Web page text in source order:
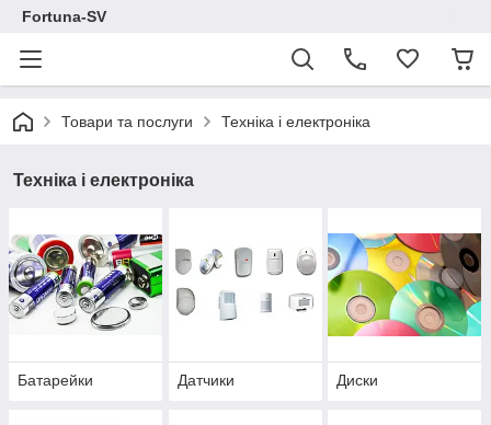
Fortuna-SV
Товари та послуги Техніка і електроніка
Техніка і електроніка
Батарейки Датчики Диски